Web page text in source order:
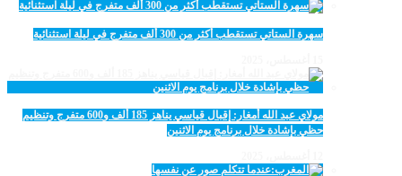
سهرة الستاتي تستقطب أكثر من 300 ألف متفرج في ليلة استثنائية
مولاي عبد الله أمغار: إقبال قياسي يناهز 185 ألف و600 متفرج وتنظيم
حظي بإشادة خلال برنامج يوم الاثنين